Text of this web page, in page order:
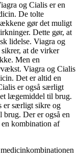
og Cialis er en
De tolte
gør det muligt
Dette gør, at
lidelse. Viagra og
at de virker
Men en
Viagra og Cialis
Det er altid en
er også særligt
lægemiddel til brug.
er særligt sikre og
Der er også en
kombination af